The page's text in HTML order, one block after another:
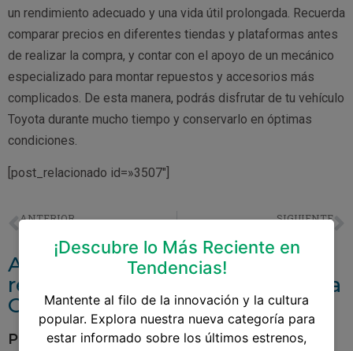
un rendimiento adecuado y una vida útil prolongada. Recuerda
comparar precios en diferentes tiendas y plataformas antes
de realizar la compra, y contar con el apoyo de un mecánico
especializado para montar repuestos y accesorios más
complicados. De esta manera, podrás disfrutar de tu vehículo
Toyota durante mucho tiempo y conservarlo en óptimas
condiciones.
[post_relacionado id=»3507″]
ANTERIOR SIGUIENTE
Accesorios y repuestos
relacionados aRines Para Toyota
Corolla 2006
Pantalla Para Toyota Yaris
¡Descubre lo Más Reciente en
Tendencias!
Mantente al filo de la innovación y la cultura
popular. Explora nuestra nueva categoría para
estar informado sobre los últimos estrenos,